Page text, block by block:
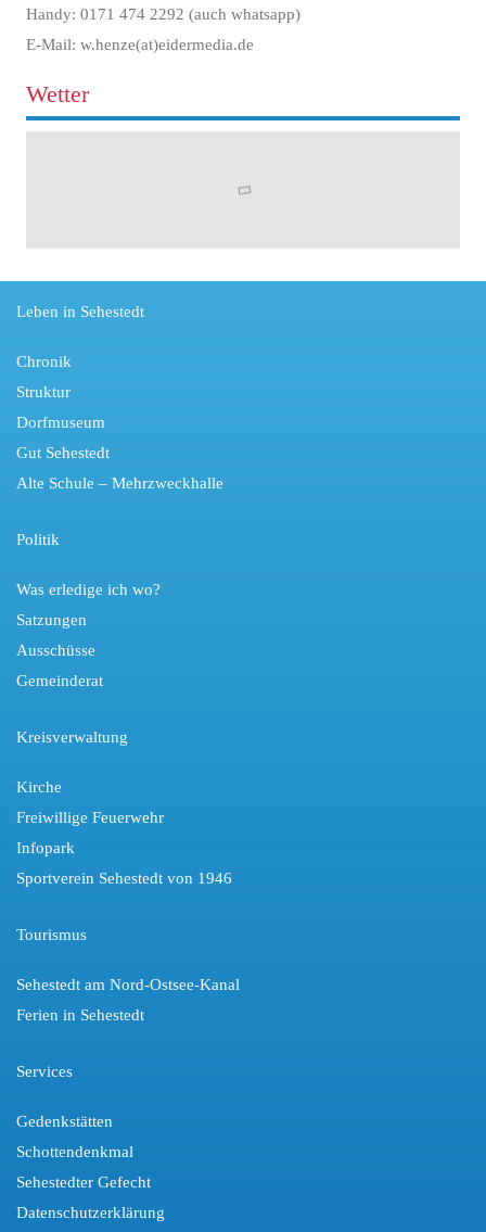
Handy: 0171 474 2292 (auch whatsapp)
E-Mail: w.henze(at)eidermedia.de
Wetter
Leben in Sehestedt
Chronik
Struktur
Dorfmuseum
Gut Sehestedt
Alte Schule – Mehrzweckhalle
Politik
Was erledige ich wo?
Satzungen
Ausschüsse
Gemeinderat
Kreisverwaltung
Kirche
Freiwillige Feuerwehr
Infopark
Sportverein Sehestedt von 1946
Tourismus
Sehestedt am Nord-Ostsee-Kanal
Ferien in Sehestedt
Services
Gedenkstätten
Schottendenkmal
Sehestedter Gefecht
Datenschutzerklärung